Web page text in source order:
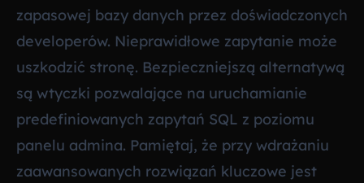
zapasowej bazy danych przez doświadczonych
developerów. Nieprawidłowe zapytanie może
uszkodzić stronę. Bezpieczniejszą alternatywą
są wtyczki pozwalające na uruchamianie
predefiniowanych zapytań SQL z poziomu
panelu admina. Pamiętaj, że przy wdrażaniu
zaawansowanych rozwiązań kluczowe jest